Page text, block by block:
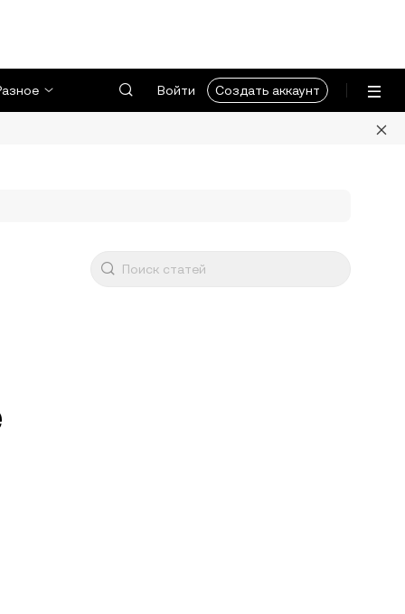
Войти Создать аккаунт